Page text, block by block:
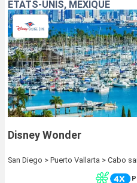
ÉTATS-UNIS, MEXIQUE
Disney Wonder
San Diego > Puerto Vallarta > Cabo